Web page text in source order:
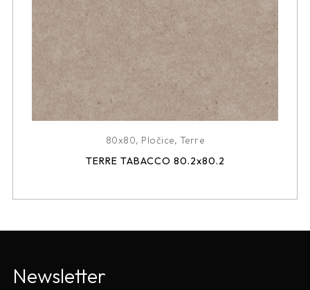
80x80, Pločice, Terre
TERRE TABACCO 80.2x80.2
Newsletter